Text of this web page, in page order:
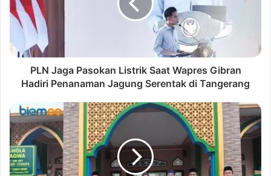
PLN Jaga Pasokan Listrik Saat Wapres Gibran
Hadiri Penanaman Jagung Serentak di Tangerang